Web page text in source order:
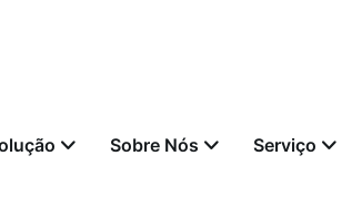
Sobre Nós Serviço